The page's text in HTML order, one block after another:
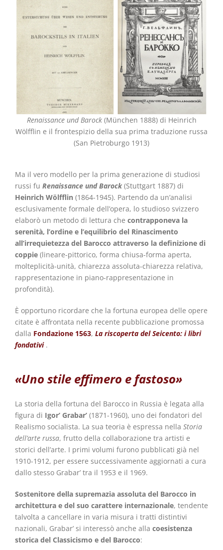
Renaissance und Barock(München 1888) di Heinrich
Wölfflin e il frontespizio della sua prima traduzione russa
(San Pietroburgo 1913)
Ma il vero modello per la prima generazione di studiosi
russi fu Renaissance und Barock(Stuttgart 1887) di
Heinrich Wölfflin (1864-1945). Partendo da un’analisi
esclusivamente formale dell’opera, lo studioso svizzero
elaborò un metodo di lettura che contrapponeva la
serenità, l’ordine e l’equilibrio del Rinascimento
all’irrequietezza del Barocco attraverso la definizione di
coppie (lineare-pittorico, forma chiusa-forma aperta,
molteplicità-unità, chiarezza assoluta-chiarezza relativa,
rappresentazione in piano-rappresentazione in
profondità).
È opportuno ricordare che la fortuna europea delle opere
citate è affrontata nella recente pubblicazione promossa
dalla Fondazione 1563, La riscoperta del Seicento: i libri
fondativi.
«Uno stile effimero e fastoso»
La storia della fortuna del Barocco in Russia è legata alla
figura di Igor’ Grabar’ (1871-1960), uno dei fondatori del
Realismo socialista. La sua teoria è espressa nella Storia
dell’arte russa, frutto della collaborazione tra artisti e
storici dell’arte. I primi volumi furono pubblicati già nel
1910-1912, per essere successivamente aggiornati a cura
dallo stesso Grabar’ tra il 1953 e il 1969.
Sostenitore della supremazia assoluta del Barocco in
architettura e del suo carattere internazionale, tendente
talvolta a cancellare in varia misura i tratti distintivi
nazionali, Grabar’ si interessò anche alla coesistenza
storica del Classicismo e del Barocco: